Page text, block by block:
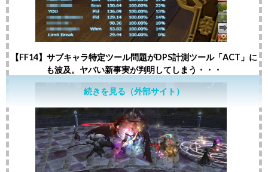
【FF14】サブキャラ特定ツール問題がDPS計測ツール「ACT」に
も波及。ヤバい新事実が判明してしまう・・・
続きを見る（外部サイト）